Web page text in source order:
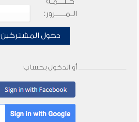
الـمـــــرور:
دخول المشتركين
أو الدخول بحساب